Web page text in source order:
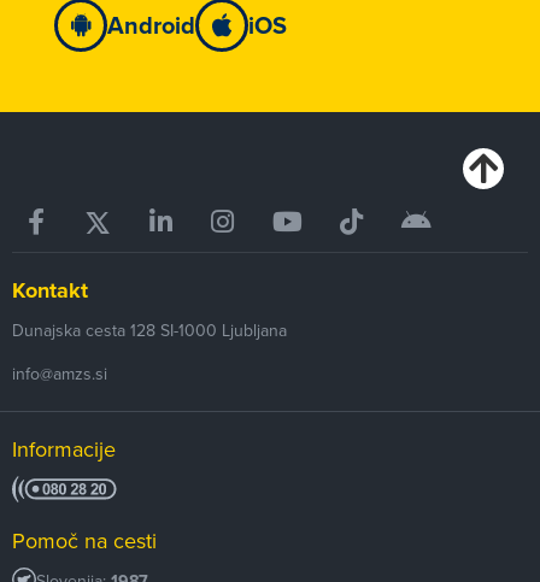
Android iOS
Kontakt
Dunajska cesta 128 SI-1000 Ljubljana
info@amzs.si
Informacije
Pomoč na cesti